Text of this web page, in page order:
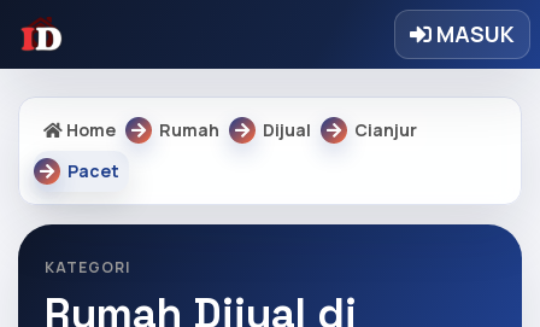
MASUK
Home Rumah Dijual
Cianjur
Pacet
KATEGORI
Rumah Dijual di